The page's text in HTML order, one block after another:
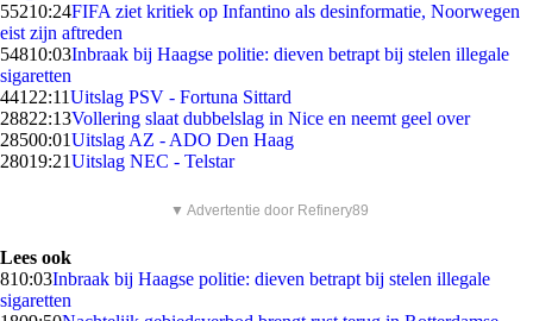
55210:24FIFA ziet kritiek op Infantino als desinformatie, Noorwegen
eist zijn aftreden
54810:03Inbraak bij Haagse politie: dieven betrapt bij stelen illegale
sigaretten
441 22:11Uitslag PSV - Fortuna Sittard
28822:13Vollering slaat dubbelslag in Nice en neemt geel over
28500:01Uitslag AZ - ADO Den Haag
28019:21Uitslag NEC - Telstar
▼ Advertentie door Refinery89
Lees ook
810:03Inbraak bij Haagse politie: dieven betrapt bij stelen illegale
sigaretten